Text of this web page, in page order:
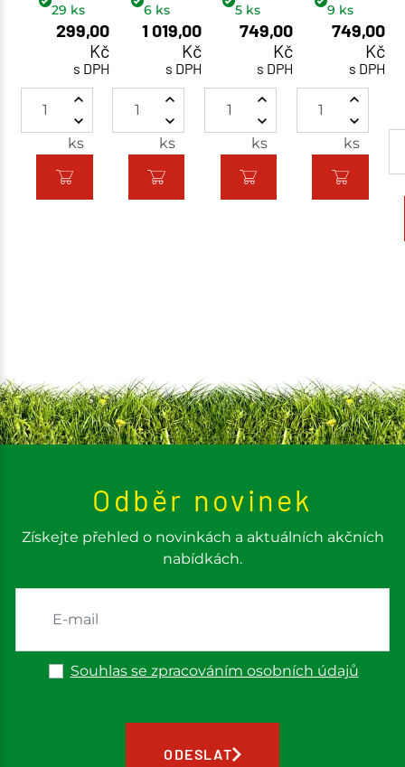
29 ks
299,00
Kč
s DPH
ks
6ks
1 019,00
Kč
s DPH
ks
5 ks
749,00
Kč
s DPH
ks
9 ks
749,00
Kč
s DPH
ks
Odběr novinek
Získejte přehled o novinkách a aktuálních akčních
nabídkách.
Souhlas se zpracováním osobních údajů
ODESLAT